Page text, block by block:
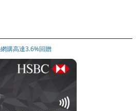
網購高達3.6%回贈